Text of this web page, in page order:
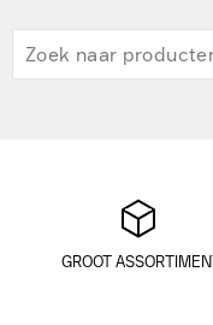
GROOT